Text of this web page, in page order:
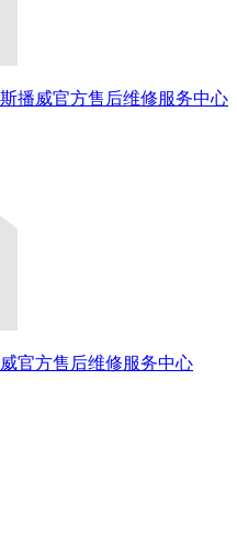
播威官方售后维修服务中心
官方售后维修服务中心